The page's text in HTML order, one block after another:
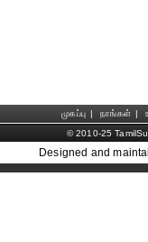
முகப்பு | நாங்கள் |
© 2010-25
Designed and